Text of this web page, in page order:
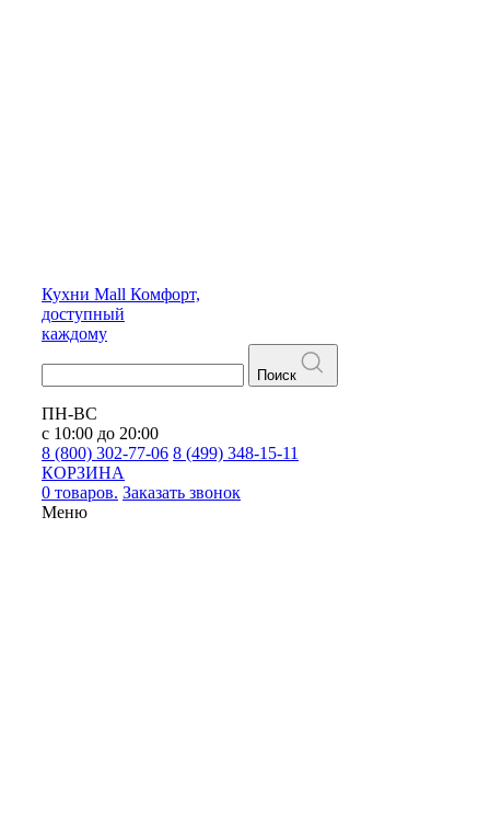
Кухни Mall Комфорт,
доступный
каждому
Поиск
ПН-ВС
с 10:00 до 20:00
8 (800) 302-77-06 8 (499) 348-15-11
КОРЗИНА
0 товаров. Заказать звонок
Меню